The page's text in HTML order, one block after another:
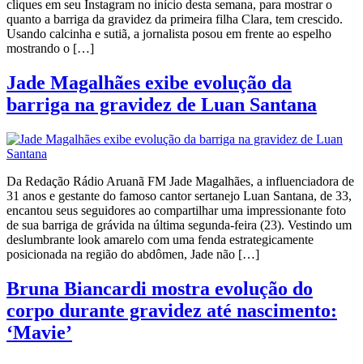
cliques em seu Instagram no início desta semana, para mostrar o
quanto a barriga da gravidez da primeira filha Clara, tem crescido.
Usando calcinha e sutiã, a jornalista posou em frente ao espelho
mostrando o […]
Jade Magalhães exibe evolução da
barriga na gravidez de Luan Santana
Da Redação Rádio Aruanã FM Jade Magalhães, a influenciadora de
31 anos e gestante do famoso cantor sertanejo Luan Santana, de 33,
encantou seus seguidores ao compartilhar uma impressionante foto
de sua barriga de grávida na última segunda-feira (23). Vestindo um
deslumbrante look amarelo com uma fenda estrategicamente
posicionada na região do abdômen, Jade não […]
Bruna Biancardi mostra evolução do
corpo durante gravidez até nascimento:
‘Mavie’